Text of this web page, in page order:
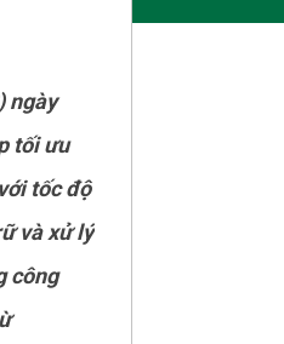
ngày
tối ưu
tốc độ
và xử lý
công